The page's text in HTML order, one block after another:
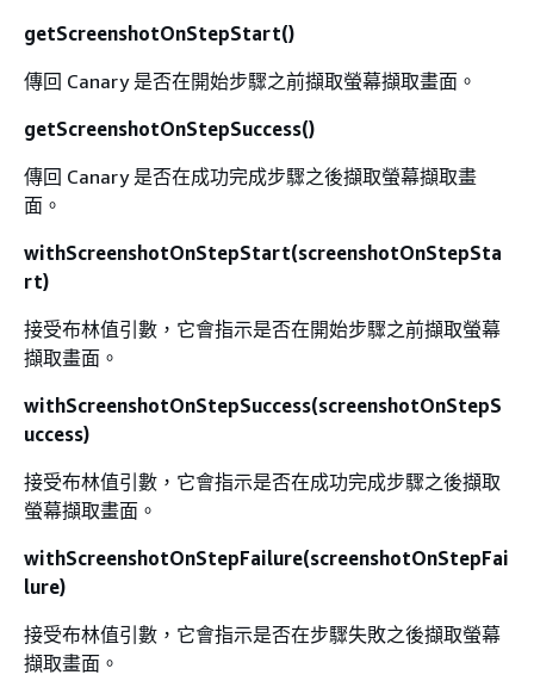
getScreenshotOnStepStart()
傳回 Canary 是否在開始步驟之前擷取螢幕擷取畫面。
getScreenshotOnStepSuccess()
傳回 Canary 是否在成功完成步驟之後擷取螢幕擷取畫
面。
withScreenshotOnStepStart(screenshotOnStepSta
rt)
接受布林值引數，它會指示是否在開始步驟之前擷取螢幕
擷取畫面。
withScreenshotOnStepSuccess(screenshotOnStepS
uccess)
接受布林值引數，它會指示是否在成功完成步驟之後擷取
螢幕擷取畫面。
withScreenshotOnStepFailure(screenshotOnStepFai
lure)
接受布林值引數，它會指示是否在步驟失敗之後擷取螢幕
擷取畫面。